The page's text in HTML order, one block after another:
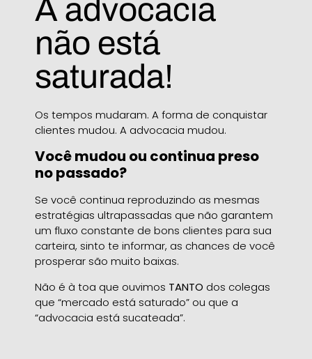
A advocacia
não está
saturada!
Os tempos mudaram. A forma de conquistar
clientes mudou. A advocacia mudou.
Você mudou ou continua preso
no passado?
Se você continua reproduzindo as mesmas
estratégias ultrapassadas que não garantem
um fluxo constante de bons clientes para sua
carteira, sinto te informar, as chances de você
prosperar são muito baixas.
Não é à toa que ouvimos TANTO dos colegas
que “mercado está saturado” ou que a
“advocacia está sucateada”.